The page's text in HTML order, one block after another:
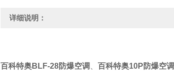
详细说明：
百科特奥BLF-28防爆空调 百科特奥10P防爆空调